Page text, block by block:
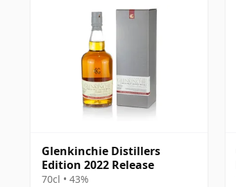
Glenkinchie Distillers
Edition 2022 Release
70cl • 43%